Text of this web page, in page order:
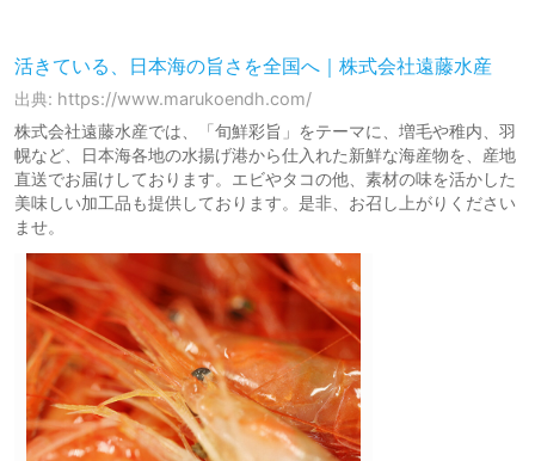
活きている、日本海の旨さを全国へ｜株式会社遠藤水産
出典: https://www.marukoendh.com/
株式会社遠藤水産では、「旬鮮彩旨」をテーマに、増毛や稚内、羽
幌など、日本海各地の水揚げ港から仕入れた新鮮な海産物を、産地
直送でお届けしております。エビやタコの他、素材の味を活かした
美味しい加工品も提供しております。是非、お召し上がりください
ませ。